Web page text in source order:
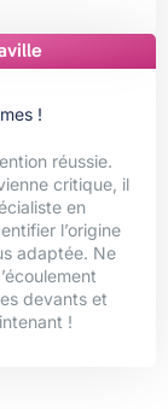
!
réussie.
critique, il
en
l’origine
adaptée. Ne
devants et
!